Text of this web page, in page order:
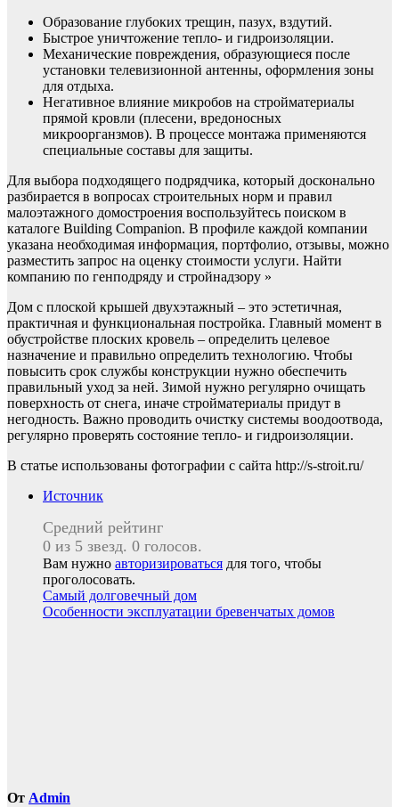
Образование глубоких трещин, пазух, вздутий.
Быстрое уничтожение тепло- и гидроизоляции.
Механические повреждения, образующиеся после
установки телевизионной антенны, оформления зоны
для отдыха.
Негативное влияние микробов на стройматериалы
прямой кровли (плесени, вредоносных
микроорганзмов). В процессе монтажа применяются
специальные составы для защиты.
Для выбора подходящего подрядчика, который досконально
разбирается в вопросах строительных норм и правил
малоэтажного домостроения воспользуйтесь поиском в
каталоге Building Companion. В профиле каждой компании
указана необходимая информация, портфолио, отзывы, можно
разместить запрос на оценку стоимости услуги. Найти
компанию по генподряду и стройнадзору »
Дом с плоской крышей двухэтажный – это эстетичная,
практичная и функциональная постройка. Главный момент в
обустройстве плоских кровель – определить целевое
назначение и правильно определить технологию. Чтобы
повысить срок службы конструкции нужно обеспечить
правильный уход за ней. Зимой нужно регулярно очищать
поверхность от снега, иначе стройматериалы придут в
негодность. Важно проводить очистку системы воодоотвода,
регулярно проверять состояние тепло- и гидроизоляции.
В статье использованы фотографии с сайта http://s-stroit.ru/
Источник
Средний рейтинг
0 из 5 звезд. 0 голосов.
Вам нужно авторизироваться для того, чтобы
проголосовать.
Навигация
по
Самый долговечный дом
Особенности эксплуатации бревенчатых домов
От Admin